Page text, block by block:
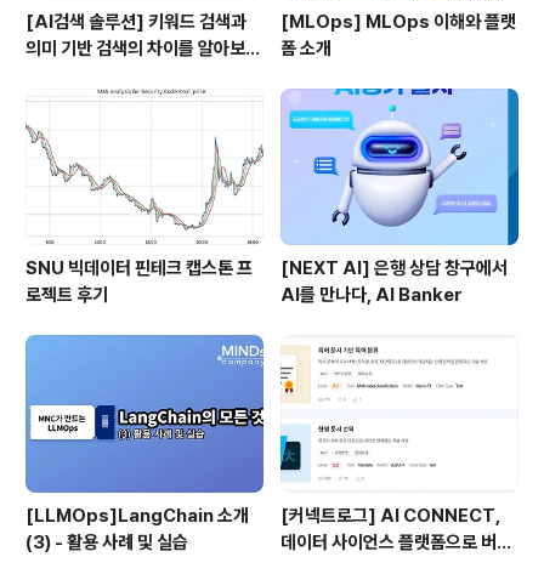
[AI검색 솔루션] 키워드 검색과
의미 기반 검색의 차이를 알아보
[MLOps] MLOps 이해와 플랫
폼 소개
SNU 빅데이터 핀테크 캡스톤 프
로젝트 후기
[NEXT AI] 은행 상담 창구에서
AI를 만나다, AI Banker
[LLMOps]LangChain 소개
(3) - 활용 사례 및 실습
[커넥트로그] AI CONNECT,
데이터 사이언스 플랫폼으로 버전